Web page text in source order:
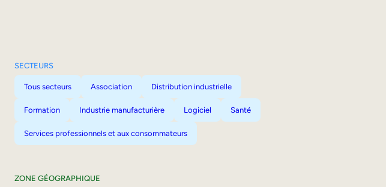
SECTEURS
Tous secteurs Association Distribution industrielle
Formation Industrie manufacturière Logiciel Santé
Services professionnels et aux consommateurs
ZONE GÉOGRAPHIQUE